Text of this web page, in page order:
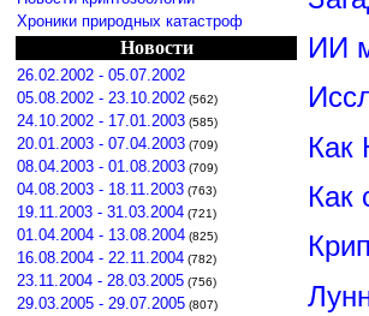
Хроники природных катастроф
Новости
26.02.2002 - 05.07.2002
05.08.2002 - 23.10.2002 (562)
24.10.2002 - 17.01.2003 (585)
20.01.2003 - 07.04.2003 (709)
08.04.2003 - 01.08.2003 (709)
04.08.2003 - 18.11.2003 (763)
19.11.2003 - 31.03.2004 (721)
01.04.2004 - 13.08.2004 (825)
16.08.2004 - 22.11.2004 (782)
23.11.2004 - 28.03.2005 (756)
29.03.2005 - 29.07.2005 (807)
ИИ
Как
Как